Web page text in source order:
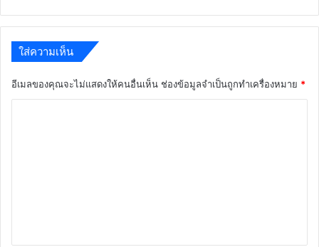
ใส่ความเห็น
อีเมลของคุณจะไม่แสดงให้คนอื่นเห็น ช่องข้อมูลจำเป็นถูกทำเครื่องหมาย *